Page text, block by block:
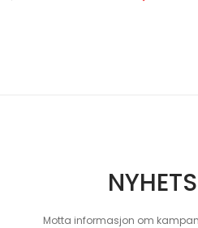
Motta informasjon om